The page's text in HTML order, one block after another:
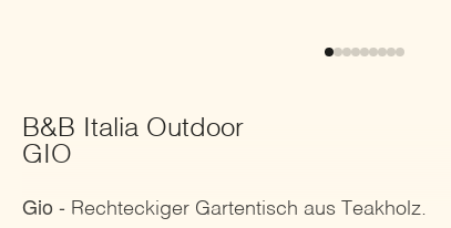
B&B Italia Outdoor
GIO
Gio - Rechteckiger Gartentisch aus Teakholz.